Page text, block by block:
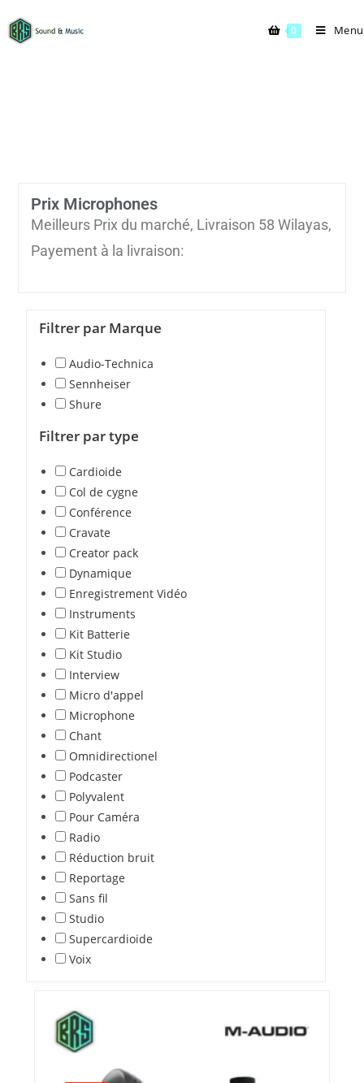
0 Menu
Prix Microphones
Meilleurs Prix du marché, Livraison 58 Wilayas,
Payement à la livraison:
Filtrer par Marque
Audio-Technica
Sennheiser
Shure
Filtrer par type
Cardioide
Col de cygne
Conférence
Cravate
Creator pack
Dynamique
Enregistrement Vidéo
Instruments
Kit Batterie
Kit Studio
Interview
Micro d'appel
Microphone
Chant
Omnidirectionel
Podcaster
Polyvalent
Pour Caméra
Radio
Réduction bruit
Reportage
Sans fil
Studio
Supercardioide
Voix